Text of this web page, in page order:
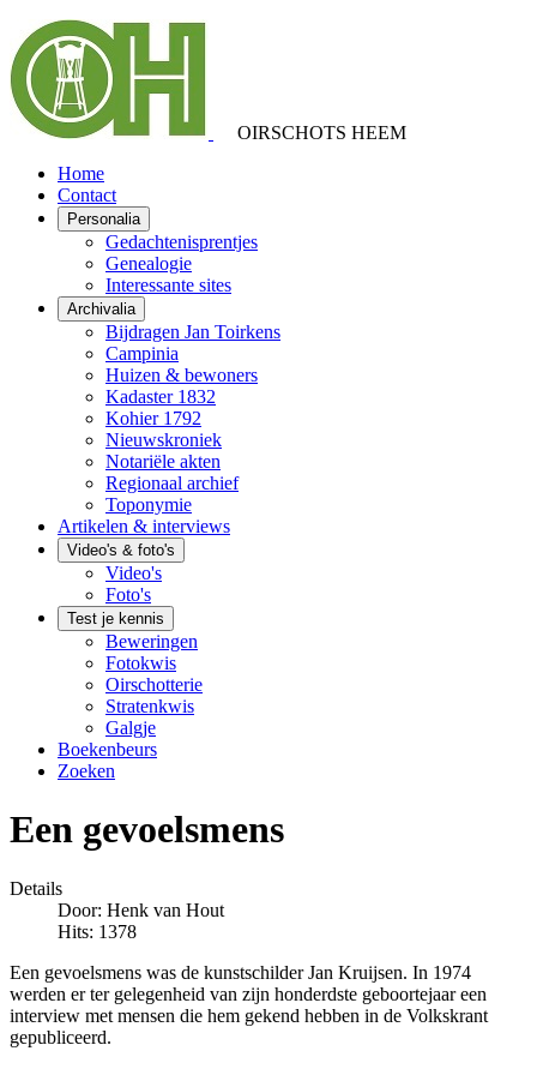
OIRSCHOTS HEEM
Home
Contact
Personalia
Gedachtenisprentjes
Genealogie
Interessante sites
Archivalia
Bijdragen Jan Toirkens
Campinia
Huizen & bewoners
Kadaster 1832
Kohier 1792
Nieuwskroniek
Notariële akten
Regionaal archief
Toponymie
Artikelen & interviews
Video's & foto's
Video's
Foto's
Test je kennis
Beweringen
Fotokwis
Oirschotterie
Stratenkwis
Galgje
Boekenbeurs
Zoeken
Een gevoelsmens
Details
Door: Henk van Hout
Hits: 1378
Een gevoelsmens was de kunstschilder Jan Kruijsen. In 1974
werden er ter gelegenheid van zijn honderdste geboortejaar een
interview met mensen die hem gekend hebben in de Volkskrant
gepubliceerd.